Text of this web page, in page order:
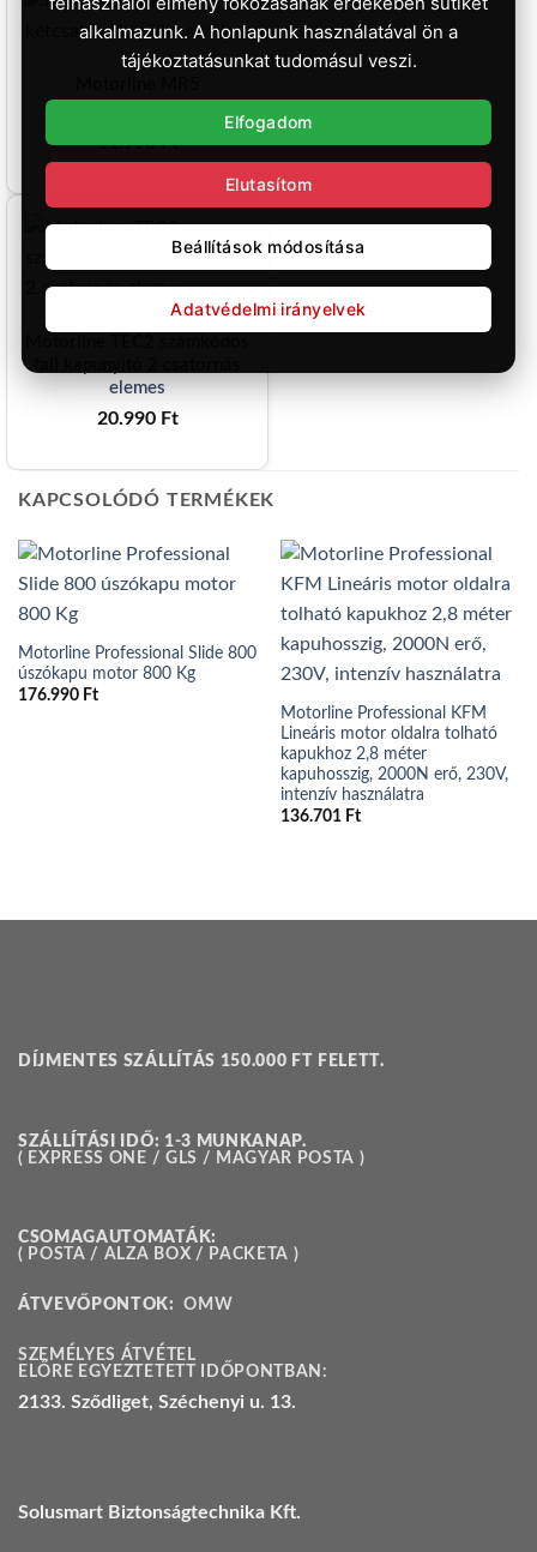
kétcsatornás rádióvevő
11.990Ft
elemes
20.990 Ft
KAPCSOLÓDÓ TERMÉKEK
Motorline Professional Slide 800
úszókapu motor 800 Kg
176.990 Ft
Motorline Professional KFM
Lineáris motor oldalra tolható
kapukhoz 2,8 méter
kapuhosszig, 2000N erő, 230V,
intenzív használatra
136.701 Ft
DÍJMENTES SZÁLLÍTÁS 150.000 FT FELETT.
SZÁLLÍTÁSI IDŐ: 1-3 MUNKANAP.
( EXPRESS ONE / GLS / MAGYAR POSTA )
CSOMAGAUTOMATÁK:
( POSTA / ALZA BOX / PACKETA )
ÁTVEVŐPONTOK:OMW
SZEMÉLYES ÁTVÉTEL
ELŐRE EGYEZTETETT IDŐPONTBAN:
2133. Sződliget, Széchenyi u. 13.
Solusmart Biztonságtechnika Kft.
alkalmazunk. A honlapunk használatával ön a
tájékoztatásunkat tudomásul veszi.
Elfogadom
Elutasítom
Beállítások módosítása
Adatvédelmi irányelvek